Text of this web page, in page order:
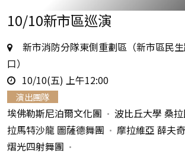
10/10新市區巡演
地
新市消防分隊東側重劃區（新市區民
口）
時
間
10/10(五) 上午12:00
演出團隊
埃佛勒斯尼泊爾文化團
波比丘大學 桑
拉馬特沙龍 圖薩德舞團
摩拉維亞 薛夫
熠光四射舞團